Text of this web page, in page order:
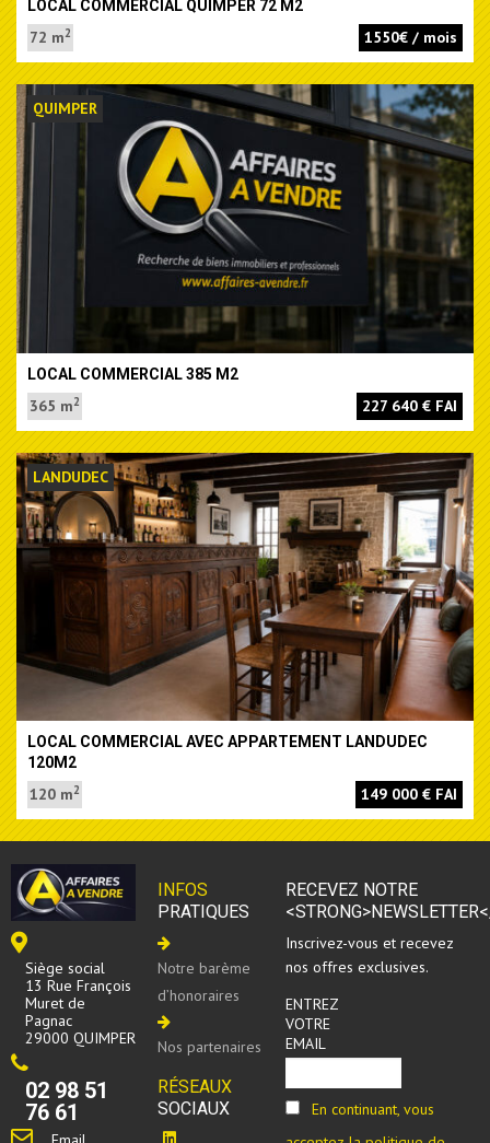
LOCAL COMMERCIAL QUIMPER 72 M2
72 m2 1550€ / mois
QUIMPER
LOCAL COMMERCIAL 385 M2
365 m2 227 640 € FAI
LANDUDEC
LOCAL COMMERCIAL AVEC APPARTEMENT LANDUDEC
120M2
120 m2 149 000 € FAI
Siège social
13 Rue François
Muret de
Pagnac
29000 QUIMPER
02 98 51
76 61
INFOS
PRATIQUES
Notre barème
d’honoraires
Nos partenaires
RÉSEAUX
SOCIAUX
RECEVEZ NOTRE
Inscrivez-vous et recevez
nos offres exclusives.
ENTREZ
VOTRE
EMAIL
En continuant, vous